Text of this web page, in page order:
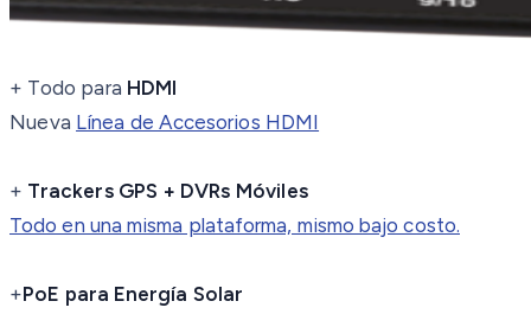
+ Todo para HDMI
Nueva Línea de Accesorios HDMI
+ Trackers GPS + DVRs Móviles
Todo en una misma plataforma, mismo bajo costo.
+PoE para Energía Solar